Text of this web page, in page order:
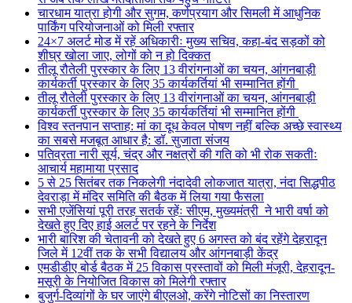
चारधाम यात्रा होगी और सुगम, कर्णप्रयाग और सिमली में आधुनिक
पार्किंग परियोजनाओं को मिली रफ्तार
24×7 अलर्ट मोड में रहें अधिकारीः मुख्य सचिव, कहा-बंद सड़कों को
शीघ्र खोला जाए, लोगों को न हो दिक्कत
तीलू रौतेली पुरस्कार के लिए 13 वीरांगनाओं का चयन, आंगनबाड़ी
कार्यकर्ती पुरस्कार के लिए 35 कार्यकर्तियां भी सम्मानित होंगी
तीलू रौतेली पुरस्कार के लिए 13 वीरांगनाओं का चयन, आंगनबाड़ी
कार्यकर्ती पुरस्कार के लिए 35 कार्यकर्तियां भी सम्मानित होंगी
विश्व स्तनपान सप्ताह: मां का दूध केवल पोषण नहीं बल्कि अच्छे स्वास्थ्य
का सबसे मजबूत आधार है: डॉ. सुजाता संजय
पतिव्रता नारी सूर्य, चंद्र और नक्षत्रों की गति को भी रोक सकतीः
आचार्य महामाया प्रसाद
5 से 25 सितंबर तक निकलेगी नंदादेवी लोकजात यात्रा, नंदा सिद्धपीठ
देवराड़ा में मंदिर समिति की बैठक में लिया गया फैसला
सभी एजेंसियां पूरी तरह सतर्क रहेंः सीएम, मुख्यमंत्री ने भारी वर्षा को
देखते हुए दिए हाई अलर्ट पर रहने के निर्देश
भारी बारिश की चेतावनी को देखते हुए 6 अगस्त को बंद रहेंगे देहरादून
जिले में 12वीं तक के सभी विद्यालय और आंगनबाड़ी केंद्र
एमडीडीए बोर्ड बैठक में 25 विकास प्रस्तावों को मिली मंजूरी, देहरादून-
मसूरी के नियोजित विकास को मिलेगी रफ्तार
बुजुर्ग-दिव्यांगों के घर जाएंगे बीएलओ, करेंगे नोटिसों का निस्तारण